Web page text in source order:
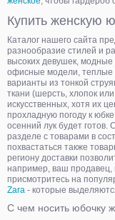
Купить женскую
Каталог нашего сайта
разнообразие стилей и
высоких девушек, модные
офисные модели, теплые
варианты из тонкой
ткани (шерсть, хлопок
искусственных, хотя их
прохладную погоду к
осенний лук будет готов.
разделе с товарами в
похвастаться также
региону доставки
например, ваш продавец,
присмотритесь на
Zara - которые
С чем носить юбочку